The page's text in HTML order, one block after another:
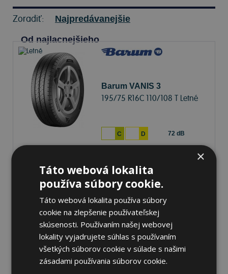
Zoradiť: Najpredávanejšie
Od najlacnejšieho
Barum VANIS 3
195/75 R16C 110/108 T Letné
C D 72 dB
K odberu na17 pobočkách
90,41 € ks
Pneumatiky
×
Táto webová lokalita
používa súbory cookie.
Táto webová lokalita používa súbory
cookie na zlepšenie používateľskej
skúsenosti. Používaním našej webovej
lokality vyjadrujete súhlas s používaním
všetkých súborov cookie v súlade s našimi
zásadami používania súborov cookie.